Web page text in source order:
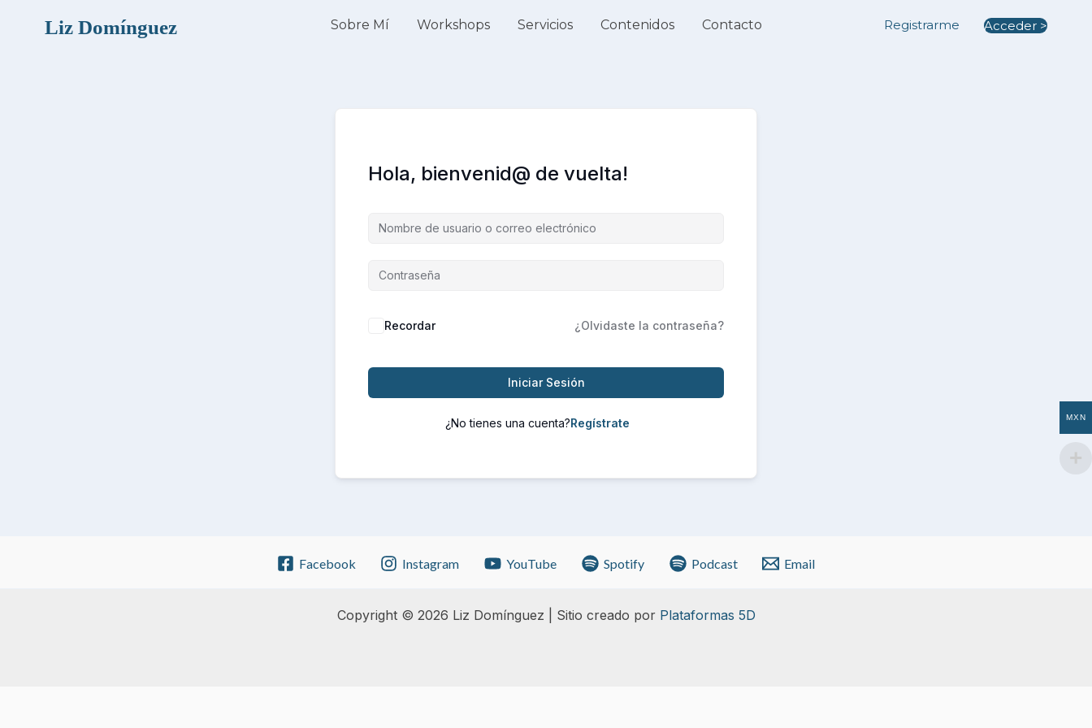
Liz Domínguez Sobre Mí Workshops Servicios Contenidos Contacto Registrarme Acceder >
Hola, bienvenid@ de vuelta!
Recordar ¿Olvidaste la contraseña?
Iniciar Sesión
¿No tienes una cuenta?
Facebook Instagram YouTube Spotify Podcast Email
Copyright © 2026 Liz Domínguez | Sitio creado por Plataformas 5D
MXN